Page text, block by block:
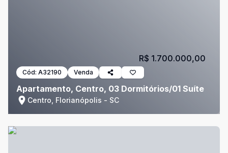
Cód: A32190 Venda
Apartamento, Centro, 03 Dormitórios/01 Suíte
Centro, Florianópolis - SC
R$ 1.700.000,00